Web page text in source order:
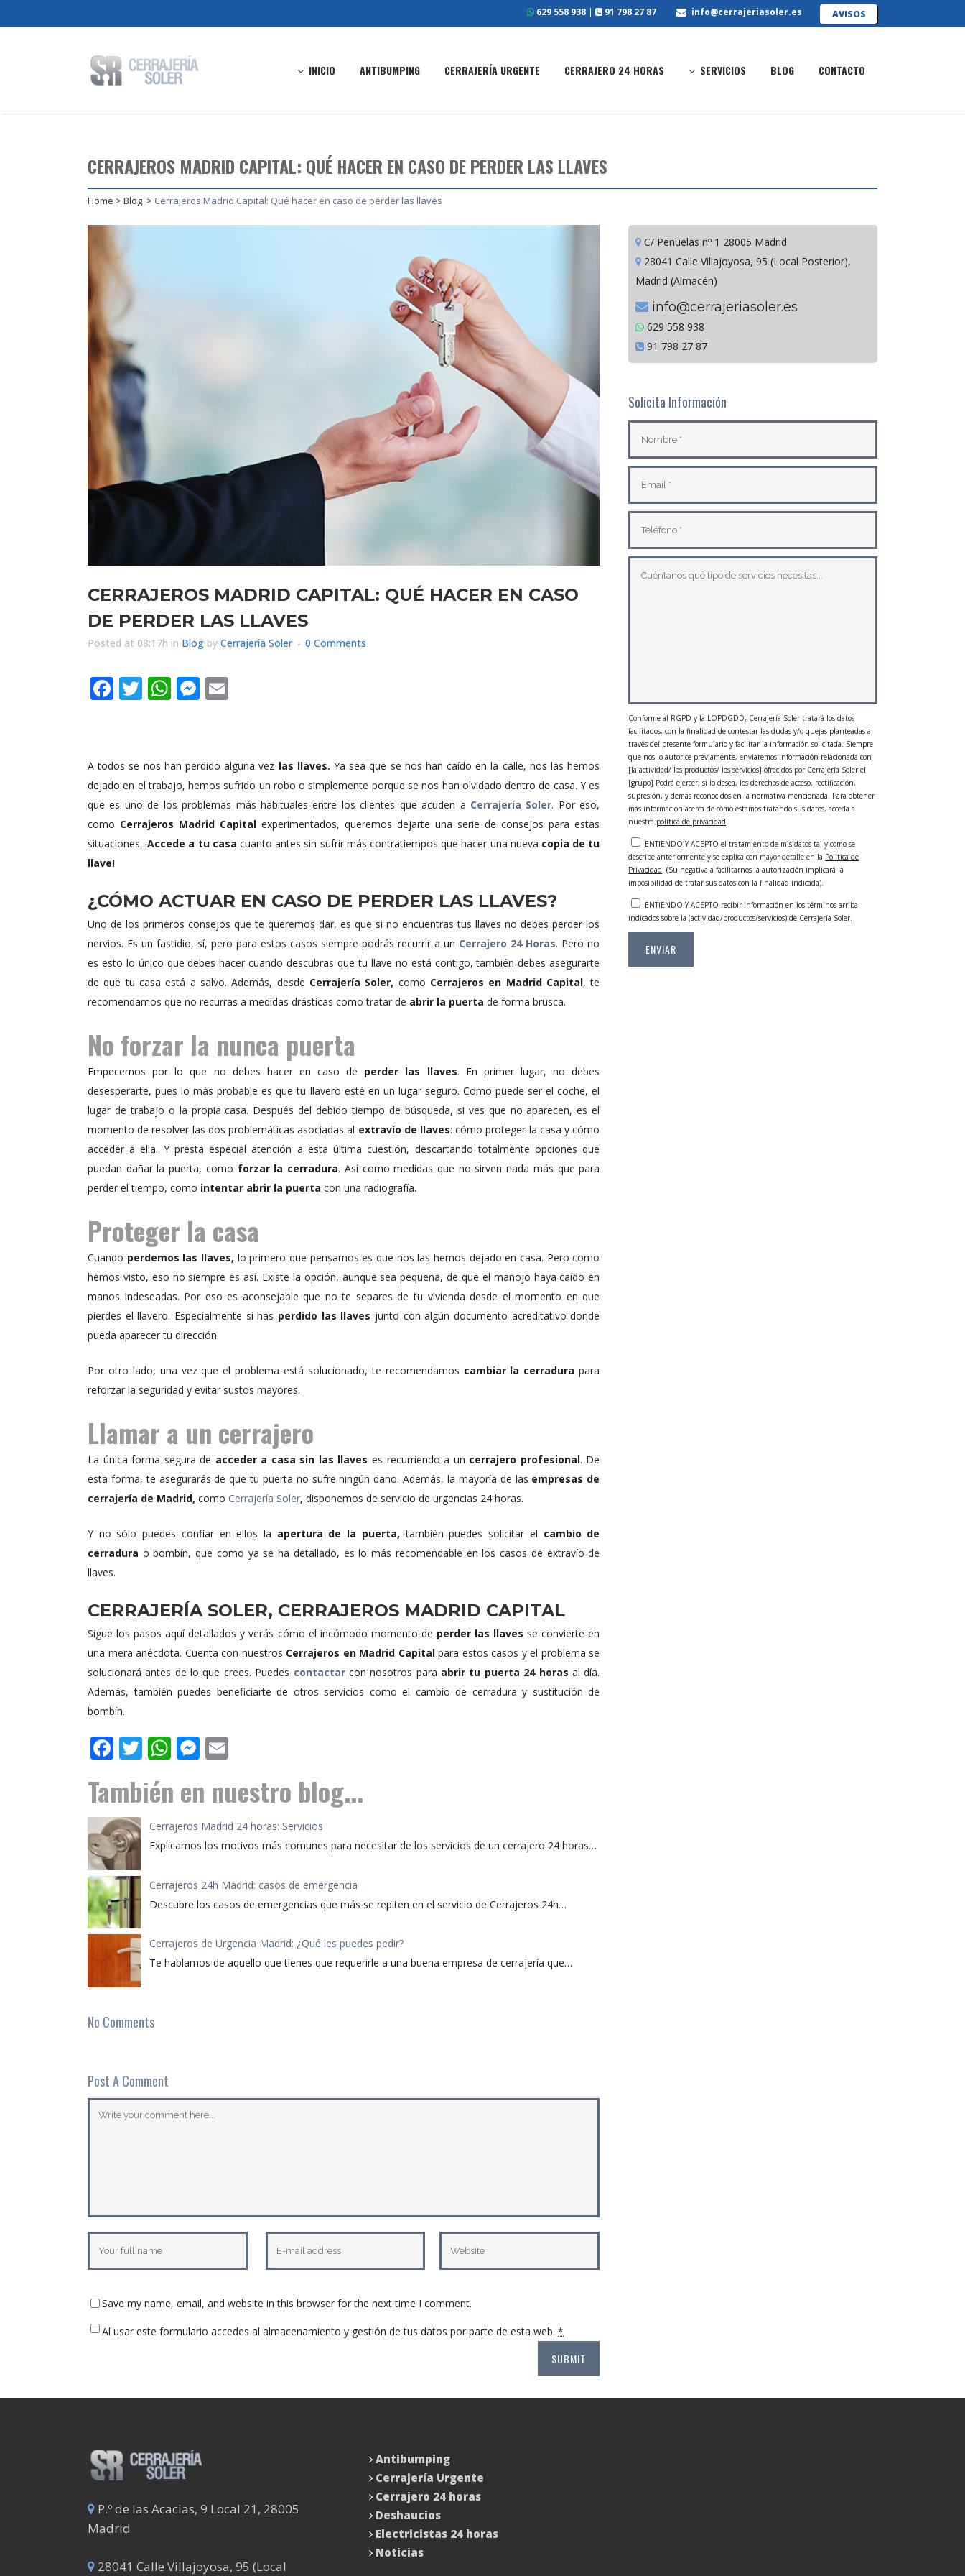
629 558 938 | 91 798 27 87 info@cerrajeriasoler.es AVISOS
INICIO ANTIBUMPING CERRAJERÍA URGENTE CERRAJERO 24 HORAS SERVICIOS BLOG CONTACTO
CERRAJEROS MADRID CAPITAL: QUÉ HACER EN CASO DE PERDER LAS LLAVES
Home > Blog > Cerrajeros Madrid Capital: Qué hacer en caso de perder las llaves
CERRAJEROS MADRID CAPITAL: QUÉ HACER EN CASO
DE PERDER LAS LLAVES
Posted at 08:17h in Blog by Cerrajería Soler 0 Comments
Facebook
Twitter
WhatsApp
Messenger
A todos se nos han perdido alguna vez las llaves. Ya sea que se nos han caído en la calle, nos las hemos
dejado en el trabajo, hemos sufrido un robo o simplemente porque se nos han olvidado dentro de casa. Y es
que es uno de los problemas más habituales entre los clientes que acuden a Cerrajería Soler. Por eso,
como Cerrajeros Madrid Capital experimentados, queremos dejarte una serie de consejos para estas
situaciones. ¡Accede a tu casa cuanto antes sin sufrir más contratiempos que hacer una nueva copia de tu
llave!
¿CÓMO ACTUAR EN CASO DE PERDER LAS LLAVES?
Uno de los primeros consejos que te queremos dar, es que si no encuentras tus llaves no debes perder los
nervios. Es un fastidio, sí, pero para estos casos siempre podrás recurrir a un Cerrajero 24 Horas. Pero no
es esto lo único que debes hacer cuando descubras que tu llave no está contigo, también debes asegurarte
de que tu casa está a salvo. Además, desde Cerrajería Soler, como Cerrajeros en Madrid Capital, te
recomendamos que no recurras a medidas drásticas como tratar de abrir la puerta de forma brusca.
No forzar la nunca puerta
Empecemos por lo que no debes hacer en caso de perder las llaves. En primer lugar, no debes
desesperarte, pues lo más probable es que tu llavero esté en un lugar seguro. Como puede ser el coche, el
lugar de trabajo o la propia casa. Después del debido tiempo de búsqueda, si ves que no aparecen, es el
momento de resolver las dos problemáticas asociadas al extravío de llaves: cómo proteger la casa y cómo
acceder a ella. Y presta especial atención a esta última cuestión, descartando totalmente opciones que
puedan dañar la puerta, como forzar la cerradura. Así como medidas que no sirven nada más que para
perder el tiempo, como intentar abrir la puerta con una radiografía.
Proteger la casa
Cuando perdemos las llaves, lo primero que pensamos es que nos las hemos dejado en casa. Pero como
hemos visto, eso no siempre es así. Existe la opción, aunque sea pequeña, de que el manojo haya caído en
manos indeseadas. Por eso es aconsejable que no te separes de tu vivienda desde el momento en que
pierdes el llavero. Especialmente si has perdido las llaves junto con algún documento acreditativo donde
pueda aparecer tu dirección.
Por otro lado, una vez que el problema está solucionado, te recomendamos cambiar la cerradura para
reforzar la seguridad y evitar sustos mayores.
Llamar a un cerrajero
La única forma segura de acceder a casa sin las llaves es recurriendo a un cerrajero profesional. De
esta forma, te asegurarás de que tu puerta no sufre ningún daño. Además, la mayoría de las empresas de
cerrajería de Madrid, como Cerrajería Soler, disponemos de servicio de urgencias 24 horas.
Y no sólo puedes confiar en ellos la apertura de la puerta, también puedes solicitar el cambio de
cerradura o bombín, que como ya se ha detallado, es lo más recomendable en los casos de extravío de
llaves.
CERRAJERÍA SOLER, CERRAJEROS MADRID CAPITAL
Sigue los pasos aquí detallados y verás cómo el incómodo momento de perder las llaves se convierte en
una mera anécdota. Cuenta con nuestros Cerrajeros en Madrid Capitalpara estos casos y el problema se
solucionará antes de lo que crees. Puedes contactarcon nosotros para abrir tu puerta 24 horas al día.
Además, también puedes beneficiarte de otros servicios como el cambio de cerradura y sustitución de
bombín.
Facebook
Twitter
WhatsApp
Messenger
También en nuestro blog...
Cerrajeros Madrid 24 horas: Servicios
Explicamos los motivos más comunes para necesitar de los servicios de un cerrajero 24 horas…
Cerrajeros 24h Madrid: casos de emergencia
Descubre los casos de emergencias que más se repiten en el servicio de Cerrajeros 24h…
Cerrajeros de Urgencia Madrid: ¿Qué les puedes pedir?
Te hablamos de aquello que tienes que requerirle a una buena empresa de cerrajería que…
No Comments
Post A Comment
Save my name, email, and website in this browser for the next time I comment.
Al usar este formulario accedes al almacenamiento y gestión de tus datos por parte de esta web. *
C/ Peñuelas nº 1 28005 Madrid
28041 Calle Villajoyosa, 95 (Local Posterior),
Madrid (Almacén)
info@cerrajeriasoler.es
629 558 938
91 798 27 87
Solicita Información
Conforme al RGPD y la LOPDGDD, Cerrajería Soler tratará los datos
facilitados, con la finalidad de contestar las dudas y/o quejas planteadas a
través del presente formulario y facilitar la información solicitada. Siempre
que nos lo autorice previamente, enviaremos información relacionada con
[la actividad/ los productos/ los servicios] ofrecidos por Cerrajería Soler el
[grupo] Podrá ejercer, si lo desea, los derechos de acceso, rectificación,
supresión, y demás reconocidos en la normativa mencionada. Para obtener
más información acerca de cómo estamos tratando sus datos, acceda a
nuestra política de privacidad.
ENTIENDO Y ACEPTO el tratamiento de mis datos tal y como se
describe anteriormente y se explica con mayor detalle en la Política de
Privacidad. (Su negativa a facilitarnos la autorización implicará la
imposibilidad de tratar sus datos con la finalidad indicada).
ENTIENDO Y ACEPTO recibir información en los términos arriba
indicados sobre la (actividad/productos/servicios) de Cerrajería Soler.
P.º de las Acacias, 9 Local 21, 28005
Madrid
28041 Calle Villajoyosa, 95 (Local
Antibumping
Cerrajería Urgente
Cerrajero 24 horas
Deshaucios
Electricistas 24 horas
Noticias